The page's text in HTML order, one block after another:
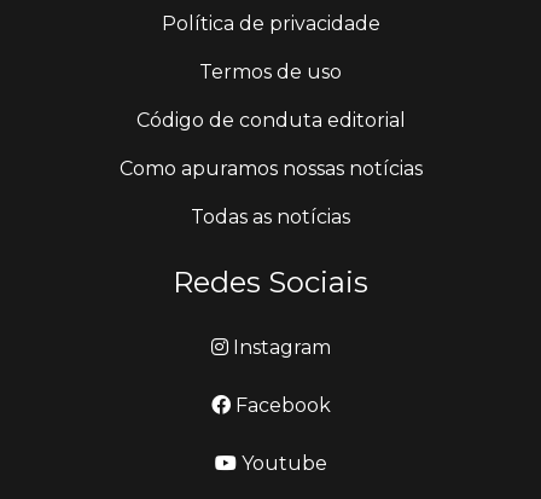
Política de privacidade
Termos de uso
Código de conduta editorial
Como apuramos nossas notícias
Todas as notícias
Redes Sociais
Instagram
Facebook
Youtube